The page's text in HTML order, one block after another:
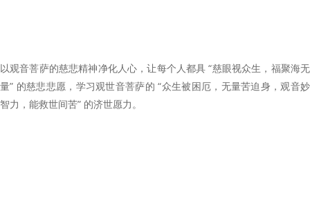
以观音菩萨的慈悲精神净化人心，让每个人都具 “慈眼视众生，福聚海无
量” 的慈悲悲愿，学习观世音菩萨的 “众生被困厄，无量苦迫身，观音妙
智力，能救世间苦” 的济世愿力。